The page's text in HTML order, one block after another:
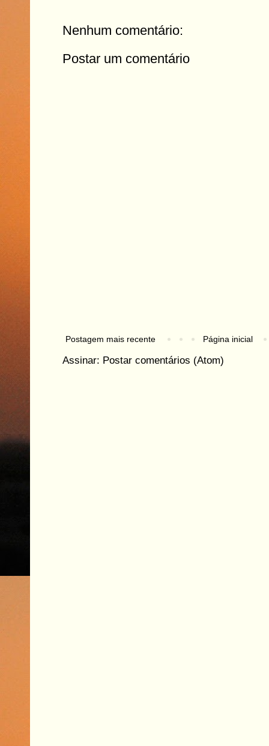
Nenhum comentário:
Postar um comentário
Postagem mais recente Página inicial
Assinar: Postar comentários (Atom)